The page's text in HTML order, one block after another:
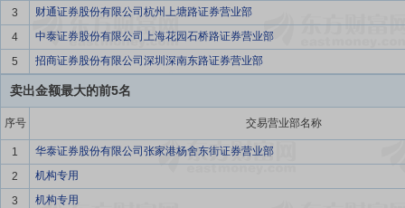
3
财通证券股份有限公司杭州上塘路证券营业部
4
中泰证券股份有限公司上海花园石桥路证券营业部
5
招商证券股份有限公司深圳深南东路证券营业部
卖出金额最大的前5名
序号 交易营业部名称
1
华泰证券股份有限公司张家港杨舍东街证券营业部
2
机构专用
3
机构专用